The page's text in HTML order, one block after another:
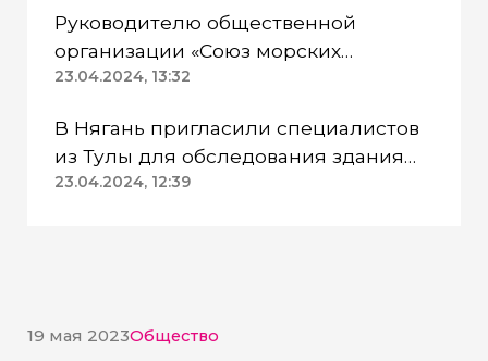
Руководителю общественной
организации «Союз морских
пехотинцев» Югры вынесли
23.04.2024, 13:32
В Нягань пригласили специалистов
из Тулы для обследования здания
ДК «Геолог»
23.04.2024, 12:39
19 мая 2023Общество